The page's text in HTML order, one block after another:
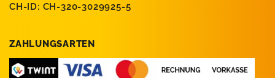
CH-ID: CH-320-3029925-5
ZAHLUNGSARTEN